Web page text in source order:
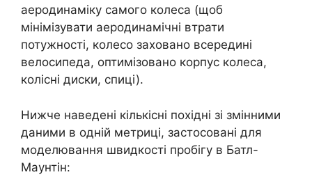
аеродинаміку самого колеса (щоб
мінімізувати аеродинамічні втрати
потужності, колесо заховано всередині
велосипеда, оптимізовано корпус колеса,
колісні диски, спиці).
Нижче наведені кількісні похідні зі змінними
даними в одній метриці, застосовані для
моделювання швидкості пробігу в Батл-
Маунтін: